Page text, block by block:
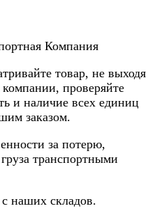
Компания
товар, не выходя
проверяйте
и наличие всех единиц
заказом.
за потерю,
транспортными
наших складов.